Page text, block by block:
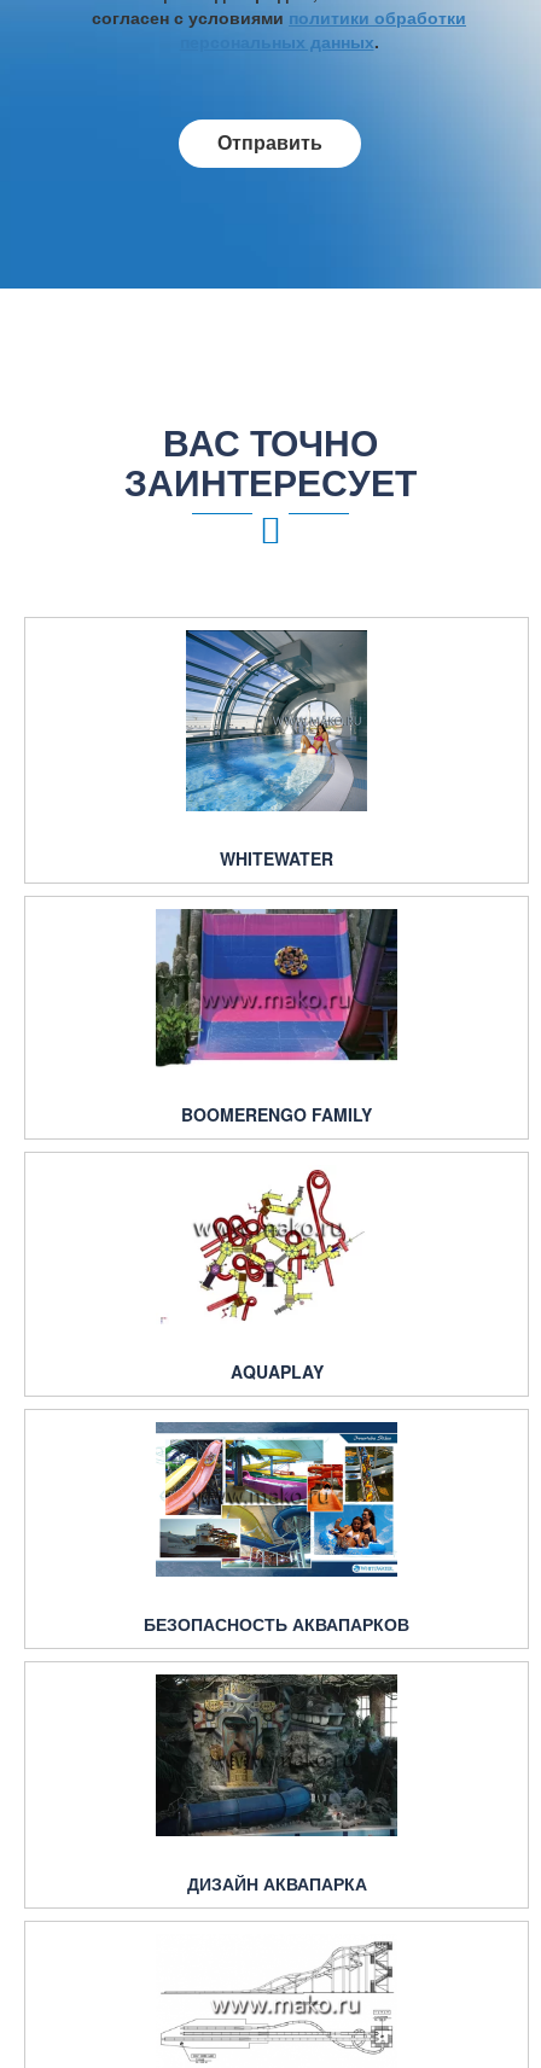
согласен с условиями политики обработки
персональных данных.
ВАС ТОЧНО
ЗАИНТЕРЕСУЕТ
WHITEWATER
BOOMERENGO FAMILY
AQUAPLAY
БЕЗОПАСНОСТЬ АКВАПАРКОВ
ДИЗАЙН АКВАПАРКА